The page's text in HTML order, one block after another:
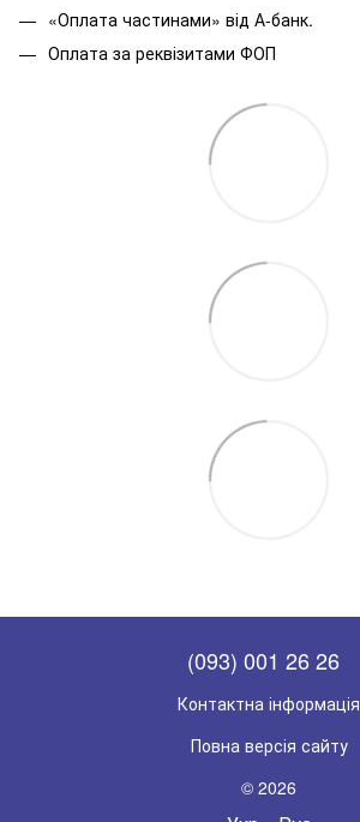
«Оплата частинами» від А-банк.
Оплата за реквізитами ФОП
(093) 001 26 26
Контактна інформація
Повна версія сайту
© 2026